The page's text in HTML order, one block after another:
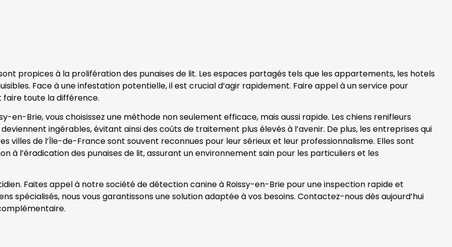
propices à la prolifération des punaises de lit. Les espaces partagés tels que les appartements, les hotels
Face à une infestation potentielle, il est crucial d’agir rapidement. Faire appel à un service pour
faire toute la différence.
en-Brie, vous choisissez une méthode non seulement efficace, mais aussi rapide. Les chiens renifleurs
ingérables, évitant ainsi des coûts de traitement plus élevés à l’avenir. De plus, les entreprises qui
villes de l’Île-de-France sont souvent reconnues pour leur sérieux et leur professionnalisme. Elles sont
à l’éradication des punaises de lit, assurant un environnement sain pour les particuliers et les
Faites appel à notre société de détection canine à Roissy-en-Brie pour une inspection rapide et
spécialisés, nous vous garantissons une solution adaptée à vos besoins. Contactez-nous dès aujourd’hui